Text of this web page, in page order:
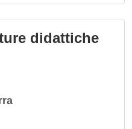
didattiche